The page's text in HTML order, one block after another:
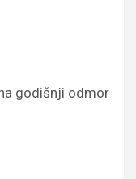
godišnji odmor